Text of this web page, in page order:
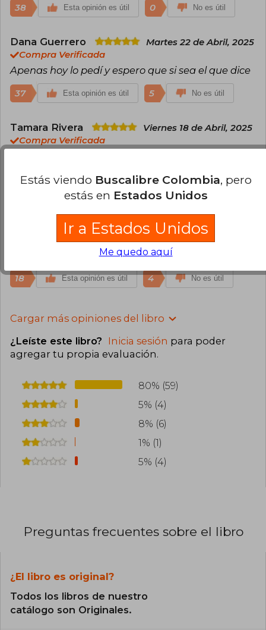
38 Esta opinión es útil 0 No es útil
Dana Guerrero
Martes 22 de Abril, 2025
Compra Verificada
Apenas hoy lo pedí y espero que si sea el que dice
37 Esta opinión es útil 5 No es útil
Tamara Rivera
Viernes 18 de Abril, 2025
Compra Verificada
23 Esta opinión es útil 2 No es útil
Iván Gómez
Viernes 25 de Abril, 2025
Compra Verificada
Es una belleza tengo uno en pasta dura pero no
con los cantos pintados así que ahí dice comprar.
18 Esta opinión es útil 4 No es útil
Cargar más opiniones del libro
¿Leíste este libro? Inicia sesión para poder
agregar tu propia evaluación.
80% (59)
5% (4)
8% (6)
1% (1)
5% (4)
Preguntas frecuentes sobre el libro
¿El libro es original?
Todos los libros de nuestro
catálogo son Originales.
Estás viendo Buscalibre Colombia, pero
estás en Estados Unidos
Ir a Estados Unidos
Me quedo aquí